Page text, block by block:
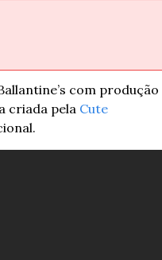
com produção
criada pela Cute